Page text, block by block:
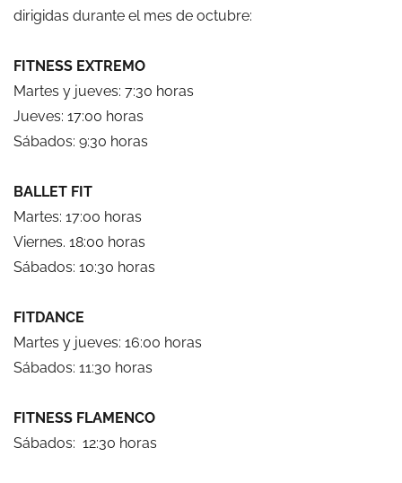
dirigidas durante el mes de octubre:
FITNESS EXTREMO
Martes y jueves: 7:30 horas
Jueves: 17:00 horas
Sábados: 9:30 horas
BALLET FIT
Martes: 17:00 horas
Viernes. 18:00 horas
Sábados: 10:30 horas
FITDANCE
Martes y jueves: 16:00 horas
Sábados: 11:30 horas
FITNESS FLAMENCO
Sábados: 12:30 horas